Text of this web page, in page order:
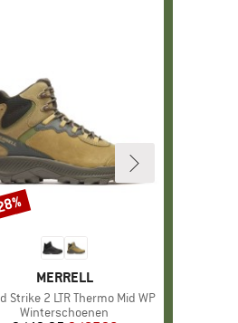
MERK
MERRELL
Strike 2 LTR Thermo Mid WP
Productgroep
Winterschoenen